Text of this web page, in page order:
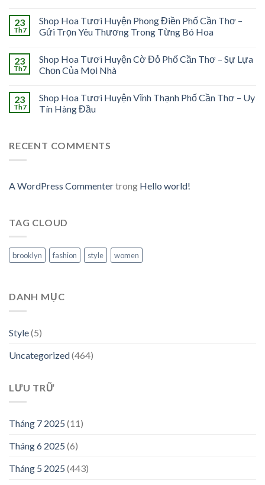
23
Th7
Shop Hoa Tươi Huyện Phong Điền Phố Cần Thơ –
Gửi Trọn Yêu Thương Trong Từng Bó Hoa
23
Th7
Shop Hoa Tươi Huyện Cờ Đỏ Phố Cần Thơ – Sự Lựa
Chọn Của Mọi Nhà
23
Th7
Shop Hoa Tươi Huyện Vĩnh Thạnh Phố Cần Thơ – Uy
Tín Hàng Đầu
RECENT COMMENTS
A WordPress Commentertrong Hello world!
TAG CLOUD
brooklyn fashion style women
DANH MỤC
Style(5)
Uncategorized(464)
LƯU TRỮ
Tháng 7 2025 (11)
Tháng 6 2025 (6)
Tháng 5 2025 (443)